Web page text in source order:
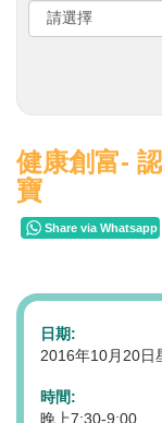
健康創富-
寶
Share via Whatsapp
日期:
2016年10月20日
時間:
晚上7:30-9:00